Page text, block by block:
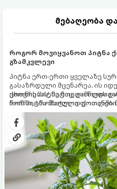
მებაღეობა
როგორ მოვიყვანოთ პიტნა
გზამკვლევი
პიტნა ერთ-ერთი ყველაზე
გასაზრდელი მცენარეა. ის
ცხოვრებას, მეტიც,
რომ პიტნა მხოლოდ ქოთანში
გრუნტში (ბაღში) დარგვისას
სწრაფად ვრცელდება და სხვა
ქოთნის პიტნა მთელი წლის
ნორჩი, არომატული
კერძებისთვის.